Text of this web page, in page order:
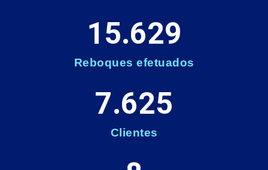
Reboques efetuados
15.629
Clientes
7.625